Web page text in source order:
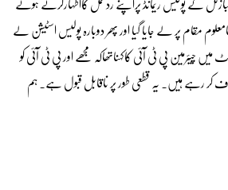
مقام پر لے جایا گیا اور پھر دوبارہ پولیس اسٹیشن لے
پی ٹی آئی کاکہناتھاکہ مجھے اور پی ٹی آئی کو
کر رہے ہیں۔ یہ قطعی طور پر ناقابل قبول ہے۔ ہم